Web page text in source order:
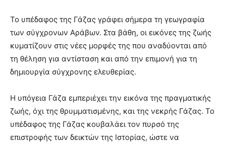
Το υπέδαφος της Γάζας γράφει σήμερα τη γεωγραφία
των σύγχρονων Αράβων. Στα βάθη, οι εικόνες της ζωής
κυματίζουν στις νέες μορφές της που αναδύονται από
τη θέληση για αντίσταση και από την επιμονή για τη
δημιουργία σύγχρονης ελευθερίας.
Η υπόγεια Γάζα εμπεριέχει την εικόνα της πραγματικής
ζωής, όχι της θρυμματισμένης, και της νεκρής Γάζας. Το
υπέδαφος της Γάζας κουβαλάει τον πυρσό της
επιστροφής των δεικτών της Ιστορίας, ώστε να